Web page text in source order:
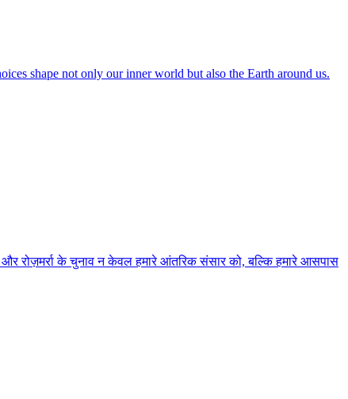
shape not only our inner world but also the Earth around us.
रोज़मर्रा के चुनाव न केवल हमारे आंतरिक संसार को, बल्कि हमारे आसपास